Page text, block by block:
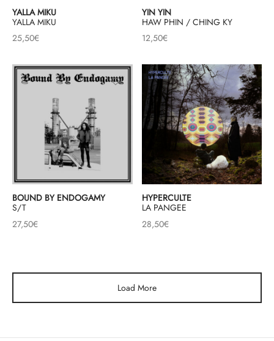
YALLA MIKU
YALLA MIKU
25,50€
YIN YIN
HAW PHIN / CHING KY
12,50€
BOUND BY ENDOGAMY
S/T
27,50€
HYPERCULTE
LA PANGEE
28,50€
Load More